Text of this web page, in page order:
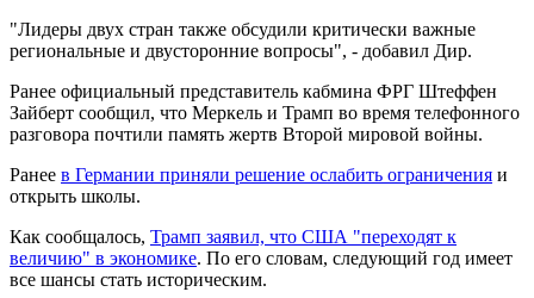
"Лидеры двух стран также обсудили критически важные
региональные и двусторонние вопросы", - добавил Дир.
Ранее официальный представитель кабмина ФРГ Штеффен
Зайберт сообщил, что Меркель и Трамп во время телефонного
разговора почтили память жертв Второй мировой войны.
Ранее в Германии приняли решение ослабить ограничения и
открыть школы.
Как сообщалось, Трамп заявил, что США "переходят к
величию" в экономике. По его словам, следующий год имеет
все шансы стать историческим.